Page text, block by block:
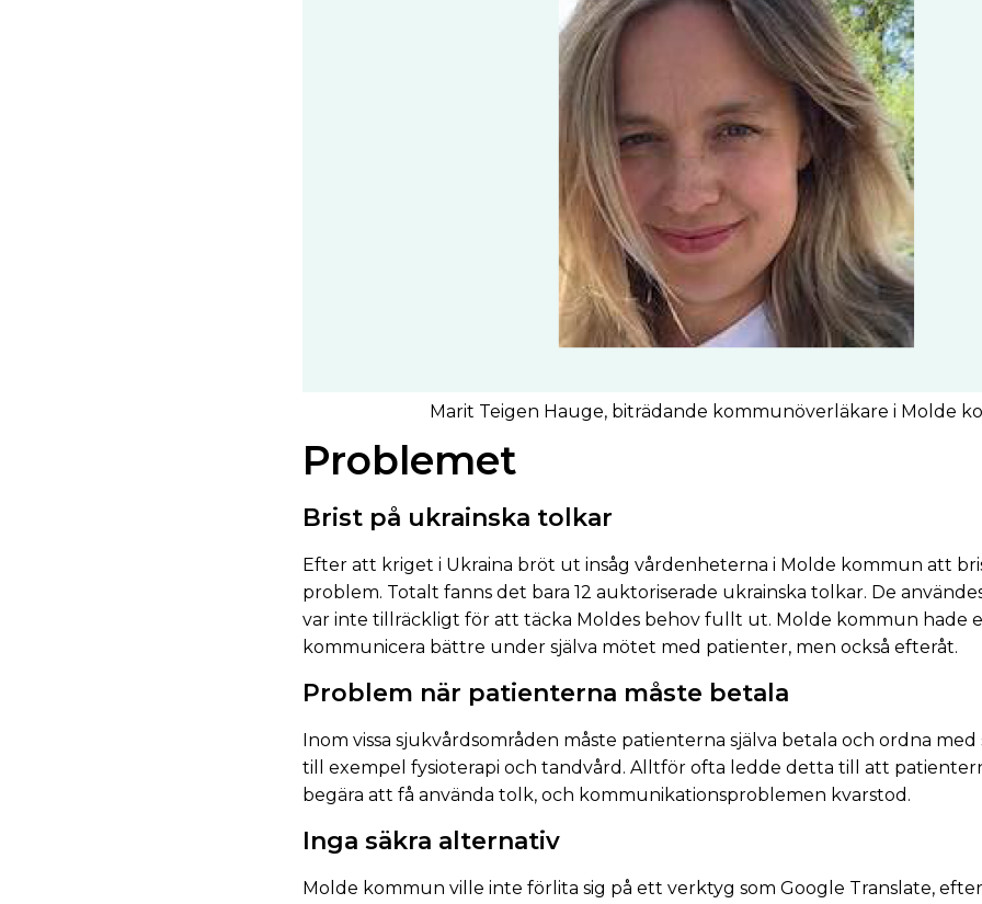
Marit Teigen Hauge, biträdande kommunöverläkare i Molde
Problemet
Brist på ukrainska tolkar
Efter att kriget i Ukraina bröt ut insåg vårdenheterna i Molde kommun att
problem. Totalt fanns det bara 12 auktoriserade ukrainska tolkar. De
var inte tillräckligt för att täcka Moldes behov fullt ut. Molde kommun hade
kommunicera bättre under själva mötet med patienter, men också efteråt.
Problem när patienterna måste betala
Inom vissa sjukvårdsområden måste patienterna själva betala och ordna
till exempel fysioterapi och tandvård. Alltför ofta ledde detta till att
begära att få använda tolk, och kommunikationsproblemen kvarstod.
Inga säkra alternativ
Molde kommun ville inte förlita sig på ett verktyg som Google Translate,